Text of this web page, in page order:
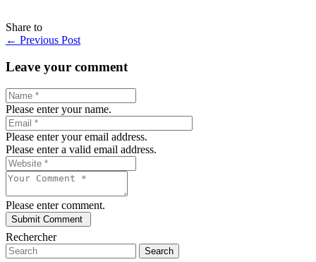
Share to
← Previous Post
Leave your comment
Please enter your name.
Please enter your email address.
Please enter a valid email address.
Please enter comment.
Rechercher
Search